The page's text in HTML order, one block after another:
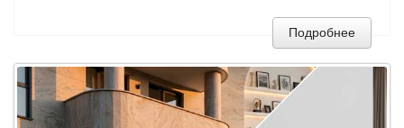
Подробнее